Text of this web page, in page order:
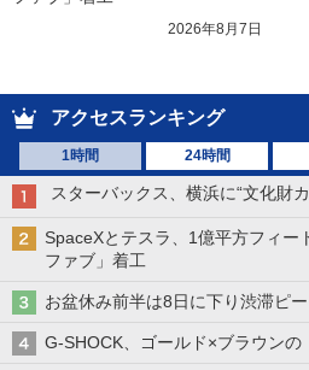
2026年8月7日
アクセスランキング
1時間 24時間
スターバックス、横浜に“文化財
SpaceXとテスラ、1億平方フィー
ファブ」着工
お盆休み前半は8日に下り渋滞ピ
G-SHOCK、ゴールド×ブラウン